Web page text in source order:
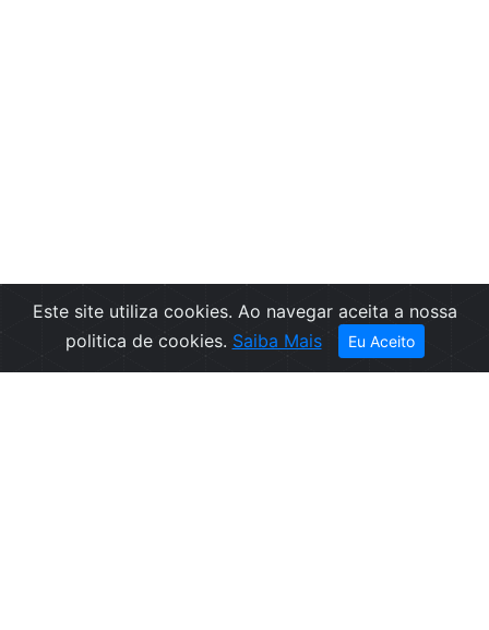
Filtros
Este site utiliza cookies. Ao navegar aceita a nossa
politica de cookies. Saiba Mais Eu Aceito